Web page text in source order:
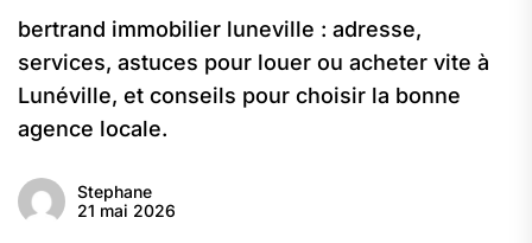
bertrand immobilier luneville : adresse,
services, astuces pour louer ou acheter vite à
Lunéville, et conseils pour choisir la bonne
agence locale.
Stephane
21 mai 2026